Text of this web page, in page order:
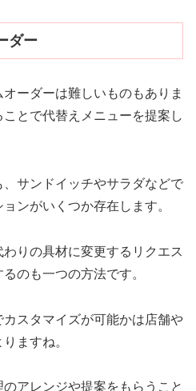
ダー
ーダーは難しいものもありま
とで代替えメニューを提案し
サンドイッチやサラダなどで
ンがいくつか存在します。
りの具材に変更するリクエス
のも一つの方法です。
スタマイズが可能かは店舗や
ますね。
アレンジや提案をもらうこと